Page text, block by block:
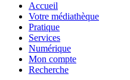
Accueil
Votre médiathèque
Pratique
Services
Numérique
Mon compte
Recherche